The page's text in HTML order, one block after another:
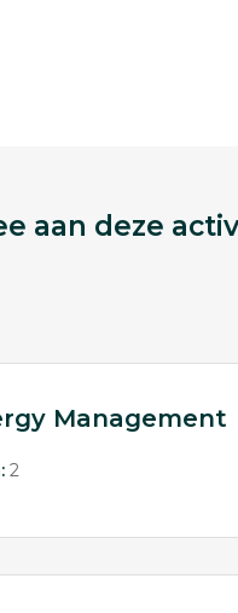
aan deze
Management
2